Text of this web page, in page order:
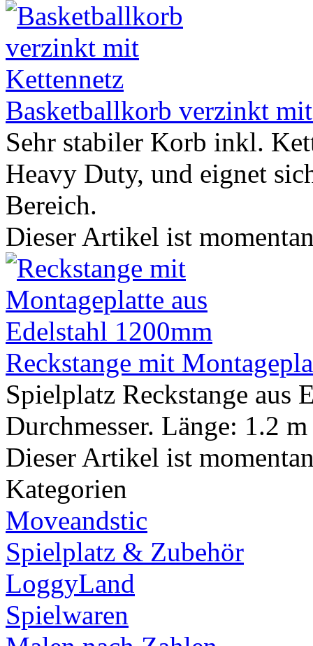
Basketballkorb verzinkt
Sehr stabiler Korb inkl.
Heavy Duty, und eignet
Bereich.
Dieser Artikel ist
Reckstange mit
Spielplatz Reckstange aus
Durchmesser. Länge: 1.2 m
Dieser Artikel ist
Kategorien
Moveandstic
Spielplatz & Zubehör
LoggyLand
Spielwaren